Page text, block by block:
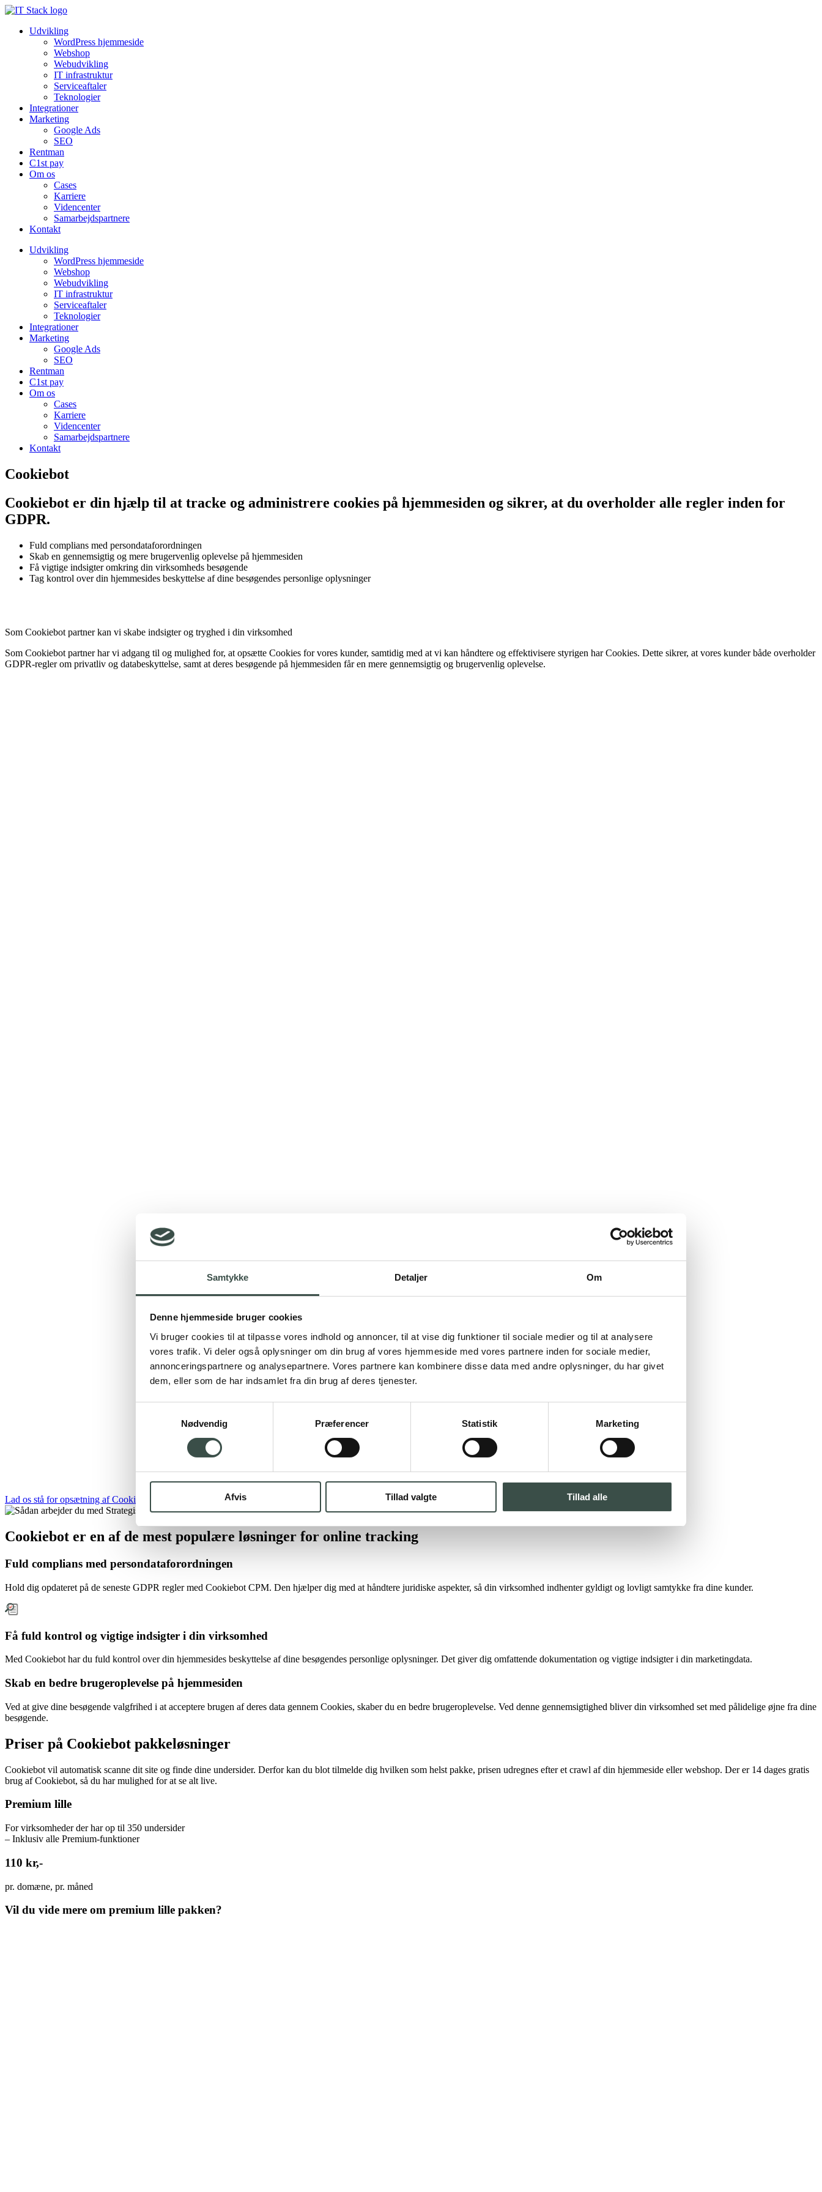
Samtykke Detaljer Om
Denne hjemmeside bruger cookies
Vi bruger cookies til at tilpasse vores indhold og annoncer, til at vise dig funktioner til sociale medier og til at analysere
vores trafik. Vi deler også oplysninger om din brug af vores hjemmeside med vores partnere inden for sociale medier,
annonceringspartnere og analysepartnere. Vores partnere kan kombinere disse data med andre oplysninger, du har givet
dem, eller som de har indsamlet fra din brug af deres tjenester.
Nødvendig
Præferencer Statistik Marketing
Afvis Tillad valgte Tillad alle
Udvikling
WordPress hjemmeside
Webshop
Webudvikling
IT infrastruktur
Serviceaftaler
Teknologier
Integrationer
Marketing
Google Ads
SEO
Rentman
C1st pay
Om os
Cases
Karriere
Videncenter
Samarbejdspartnere
Kontakt
Udvikling
WordPress hjemmeside
Webshop
Webudvikling
IT infrastruktur
Serviceaftaler
Teknologier
Integrationer
Marketing
Google Ads
SEO
Rentman
C1st pay
Om os
Cases
Karriere
Videncenter
Samarbejdspartnere
Kontakt
Cookiebot
Cookiebot er din hjælp til at tracke og administrere cookies på hjemmesiden og sikrer, at du overholder alle regler inden for
GDPR.​
Fuld complians med persondataforordningen
Skab en gennemsigtig og mere brugervenlig oplevelse på hjemmesiden
Få vigtige indsigter omkring din virksomheds besøgende
Tag kontrol over din hjemmesides beskyttelse af dine besøgendes personlige oplysninger
Som Cookiebot partner kan vi skabe indsigter og tryghed i din virksomhed
Som Cookiebot partner har vi adgang til og mulighed for, at opsætte Cookies for vores kunder, samtidig med at vi kan håndtere og effektivisere styrigen har Cookies. Dette sikrer, at vores kunder både overholder
GDPR-regler om privatliv og databeskyttelse, samt at deres besøgende på hjemmesiden får en mere gennemsigtig og brugervenlig oplevelse.
Lad os stå for opsætning af Cookiebot
Cookiebot er en af de mest populære løsninger for online tracking
Fuld complians med persondataforordningen
Hold dig opdateret på de seneste GDPR regler med Cookiebot CPM. Den hjælper dig med at håndtere juridiske aspekter, så din virksomhed indhenter gyldigt og lovligt samtykke fra dine kunder.
Få fuld kontrol og vigtige indsigter i din virksomhed
Med Cookiebot har du fuld kontrol over din hjemmesides beskyttelse af dine besøgendes personlige oplysninger. Det giver dig omfattende dokumentation og vigtige indsigter i din marketingdata.
Skab en bedre brugeroplevelse på hjemmesiden
Ved at give dine besøgende valgfrihed i at acceptere brugen af deres data gennem Cookies, skaber du en bedre brugeroplevelse. Ved denne gennemsigtighed bliver din virksomhed set med pålidelige øjne fra dine
besøgende.
Priser på Cookiebot pakkeløsninger
Cookiebot vil automatisk scanne dit site og finde dine undersider. Derfor kan du blot tilmelde dig hvilken som helst pakke, prisen udregnes efter et crawl af din hjemmeside eller webshop. Der er 14 dages gratis
brug af Cookiebot, så du har mulighed for at se alt live.
Premium lille
For virksomheder der har op til 350 undersider
– Inklusiv alle Premium-funktioner
110 kr,-
pr. domæne, pr. måned
Vil du vide mere om premium lille pakken?